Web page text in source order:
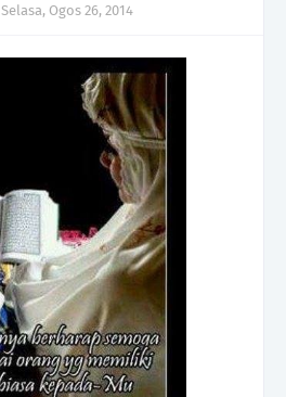
Selasa, Ogos 26, 2014